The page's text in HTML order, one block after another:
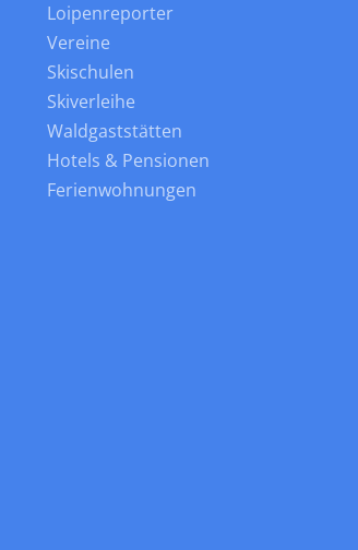
Loipenreporter
Vereine
Skischulen
Skiverleihe
Waldgaststätten
Hotels & Pensionen
Ferienwohnungen